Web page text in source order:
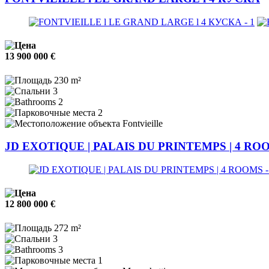
13 900 000 €
230 m²
3
2
2
Fontvieille
JD EXOTIQUE | PALAIS DU PRINTEMPS | 4
12 800 000 €
272 m²
3
3
1